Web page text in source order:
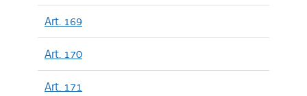
Art. 169
Art. 170
Art. 171